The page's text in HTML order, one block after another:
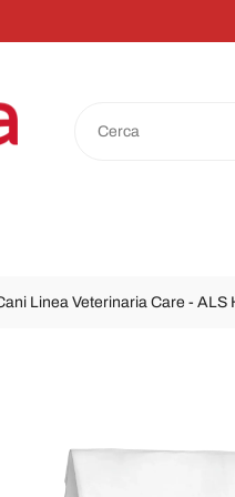
Linea Veterinaria Care - ALS